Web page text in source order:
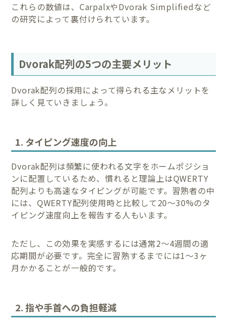
これらの数値は、CarpalxやDvorak Simplifiedなど
の研究によって裏付けられています。
Dvorak配列の5つの主要メリット
Dvorak配列の採用によって得られる主なメリットを
詳しく見ていきましょう。
1. タイピング速度の向上
Dvorak配列は頻繁に使われる文字をホームポジショ
ンに配置しているため、慣れると理論上はQWERTY
配列よりも高速なタイピングが可能です。習熟者の中
には、QWERTY配列使用時と比較して20〜30%のタ
イピング速度向上を報告する人もいます。
ただし、この効果を実感するには通常2〜4週間の適
応期間が必要です。完全に習熟するまでには1〜3ヶ
月かかることが一般的です。
2. 指や手首への負担軽減